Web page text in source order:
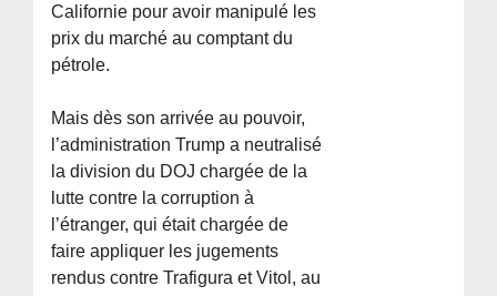
Californie pour avoir manipulé les
prix du marché au comptant du
pétrole.
Mais dès son arrivée au pouvoir,
l’administration Trump a neutralisé
la division du DOJ chargée de la
lutte contre la corruption à
l’étranger, qui était chargée de
faire appliquer les jugements
rendus contre Trafigura et Vitol, au